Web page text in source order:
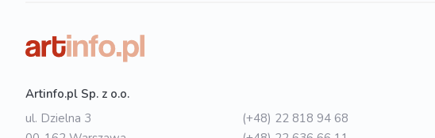
Artinfo.pl Sp. z o.o.
ul. Dzielna 3
(+48) 22 818 94 68